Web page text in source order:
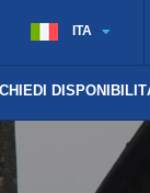
ITA